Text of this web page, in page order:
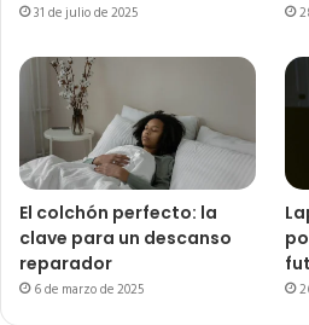
31 de julio de 2025
El colchón perfecto: la
clave para un descanso
reparador
6 de marzo de 2025